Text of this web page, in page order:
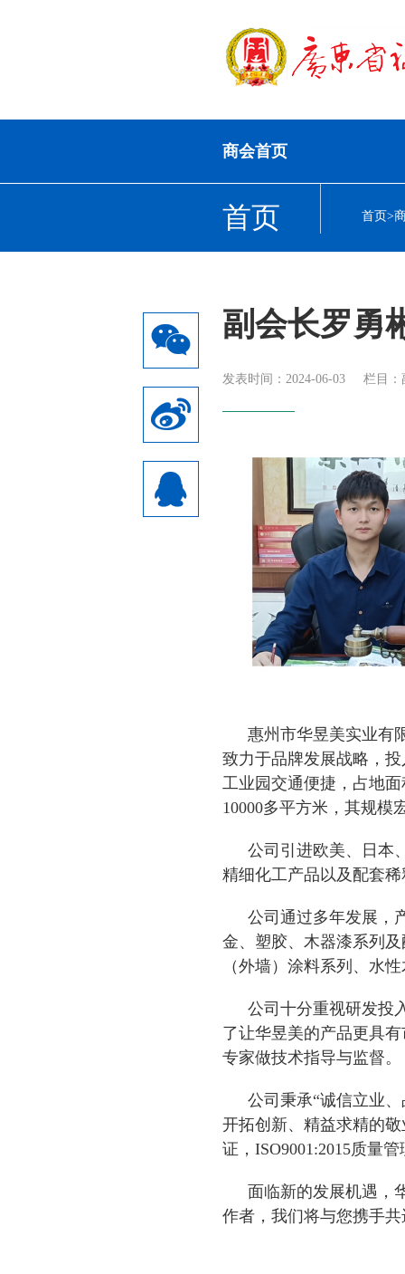
商会首页
首页 首页>
副会长罗勇
发表时间：2024-06-03 栏目：
惠州市华昱美实业有
致力于品牌发展战略，
工业园交通便捷，占地
10000多平方米，其规模
公司引进欧美、日本
精细化工产品以及配套
公司通过多年发展，
金、塑胶、木器漆系列
（外墙）涂料系列、水
公司十分重视研发投
了让华昱美的产品更具
专家做技术指导与监督。
公司秉承“诚信立业
开拓创新、精益求精的敬
证，ISO9001:2015质量
面临新的发展机遇，
作者，我们将与您携手